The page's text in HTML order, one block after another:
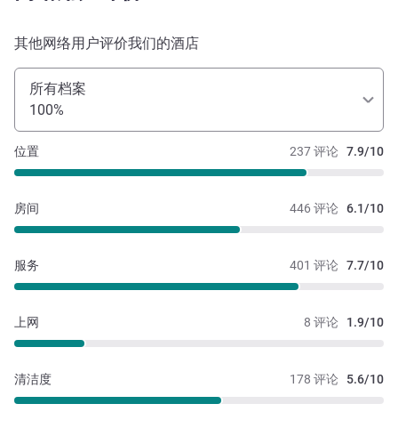
其他网络用户评价我们的酒店
所有档案
100%
237 评论 7.9/10
位置
446 评论 6.1/10
房间
401 评论 7.7/10
服务
8 评论 1.9/10
上网
178 评论 5.6/10
清洁度